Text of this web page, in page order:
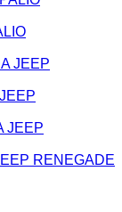
RENEGADE